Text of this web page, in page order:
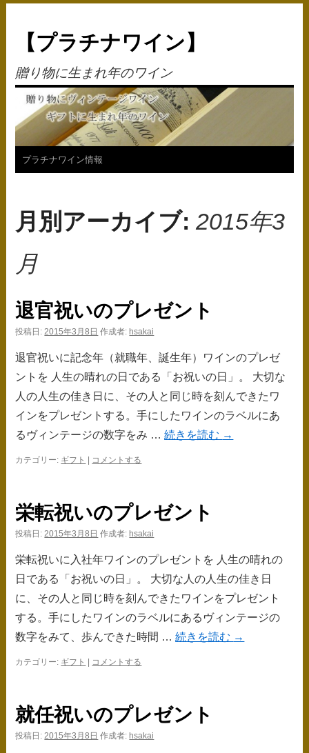
【プラチナワイン】
贈り物に生まれ年のワイン
コ
テ
ツ
ス
プ
プラチナワイン情報
月別アーカイブ:2015年3
月
退官祝いのプレゼント
投稿日: 2015年3月8日 作成者: hsakai
退官祝いに記念年（就職年、誕生年）ワインのプレゼ
ントを 人生の晴れの日である「お祝いの日」。 大切な
人の人生の佳き日に、その人と同じ時を刻んできたワ
インをプレゼントする。手にしたワインのラベルにあ
るヴィンテージの数字をみ …続きを読む →
カテゴリー: ギフト コメントする
栄転祝いのプレゼント
投稿日: 2015年3月8日 作成者: hsakai
栄転祝いに入社年ワインのプレゼントを 人生の晴れの
日である「お祝いの日」。 大切な人の人生の佳き日
に、その人と同じ時を刻んできたワインをプレゼント
する。手にしたワインのラベルにあるヴィンテージの
数字をみて、歩んできた時間 …続きを読む →
カテゴリー: ギフト コメントする
就任祝いのプレゼント
投稿日: 2015年3月8日 作成者: hsakai